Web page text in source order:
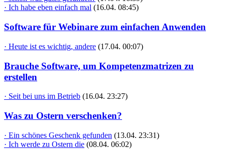
· Ich habe eben einfach mal (16.04. 08:45)
Software für Webinare zum einfachen Anwenden
· Heute ist es wichtig, andere (17.04. 00:07)
Brauche Software, um Kompetenzmatrizen zu
erstellen
· Seit bei uns im Betrieb (16.04. 23:27)
Was zu Ostern verschenken?
· Ein schönes Geschenk gefunden (13.04. 23:31)
· Ich werde zu Ostern die (08.04. 06:02)